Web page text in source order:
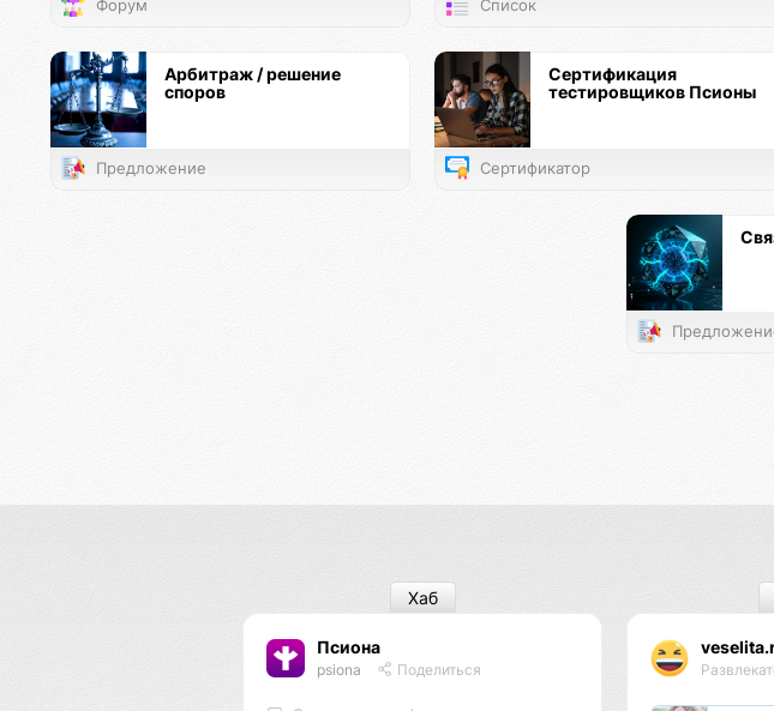
Форум Список
Арбитраж / решение
споров
Предложение
Сертификация
тестировщиков Псионы
Сертификатор
Псиона
psiona Поделиться
Хаб